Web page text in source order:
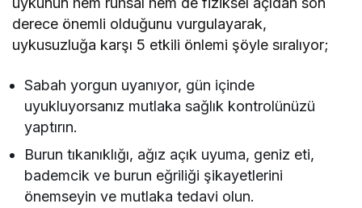
derece önemli olduğunu vurgulayarak,
uykusuzluğa karşı 5 etkili önlemi şöyle sıralıyor;
Sabah yorgun uyanıyor, gün içinde
uyukluyorsanız mutlaka sağlık kontrolünüzü
yaptırın.
Burun tıkanıklığı, ağız açık uyuma, geniz eti,
bademcik ve burun eğriliği şikayetlerini
önemseyin ve mutlaka tedavi olun.